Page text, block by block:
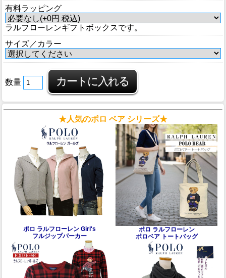
有料ラッピング
ラルフローレンギフトボックスです。
サイズ／カラー
数量
★人気のポロ ベア シリーズ★
ポロ ラルフローレン Girl's
フルジップパーカー
ポロ ラルフローレン
ポロベア トートバッグ